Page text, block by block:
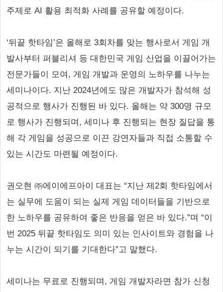
주제로 AI 활용 최적화 사례를 공유할 예정이다.
‘뒤끝 핫타임’은 올해로 3회차를 맞는 행사로서 게임 개
발사부터 퍼블리셔 등 대한민국 게임 산업을 이끌어가는
전문가들이 모여, 게임 개발과 운영의 노하우를 나누는
세미나이다. 지난 2024년에도 많은 개발자가 참석해 성
공적으로 행사가 진행된 바 있다. 올해는 약 300명 규모
로 행사가 진행되며, 세미나 후 진행되는 현장 질답을 통
해 각 게임을 성공으로 이끈 강연자들과 직접 소통할 수
있는 시간도 마련될 예정이다.
권오현 ㈜에이에프아이 대표는 “지난 제2회 핫타임에서
는 실무에 도움이 되는 실제 게임 데이터들을 기반으로
한 노하우를 공유하여 좋은 반응을 얻은 바 있다.”며 “이
번 2025 뒤끝 핫타임도 의미 있는 인사이트와 경험을 나
누는 시간이 되기를 기대한다”고 말했다.
세미나는 무료로 진행되며, 게임 개발자라면 참가 신청